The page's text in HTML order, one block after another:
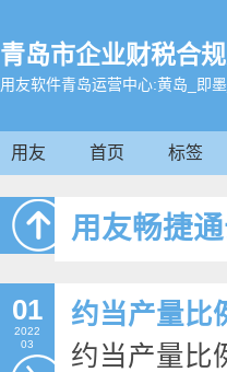
青岛市企业财税合
用友软件青岛运营中心:黄岛_即
用友 首页 标签
用友畅捷
01
2022
03
约当产量比
约当产量比